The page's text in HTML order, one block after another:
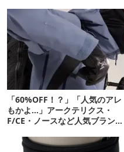
「60%OFF！？」「人気のアレ
もかよ…」アークテリクス・
F/CE・ノースなど人気ブランド
に…！